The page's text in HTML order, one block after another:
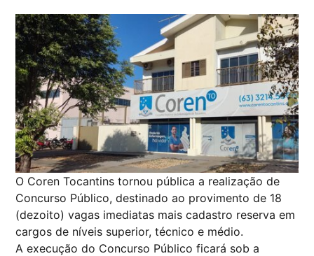
O Coren Tocantins tornou pública a realização de
Concurso Público, destinado ao provimento de 18
(dezoito) vagas imediatas mais cadastro reserva em
cargos de níveis superior, técnico e médio.
A execução do Concurso Público ficará sob a